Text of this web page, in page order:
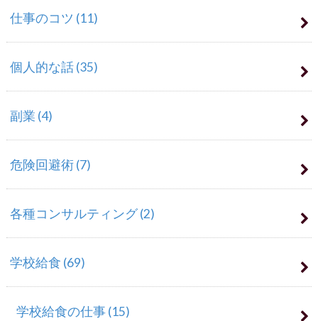
仕事のコツ (11)
個人的な話(35)
副業 (4)
危険回避術(7)
各種コンサルティング(2)
学校給食 (69)
学校給食の仕事(15)